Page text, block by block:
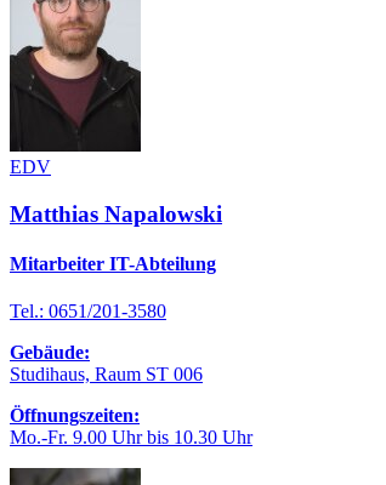
EDV
Matthias Napalowski
Mitarbeiter IT-Abteilung
Tel.: 0651/201-3580
Gebäude:
Studihaus, Raum ST 006
Öffnungszeiten:
Mo.-Fr. 9.00 Uhr bis 10.30 Uhr